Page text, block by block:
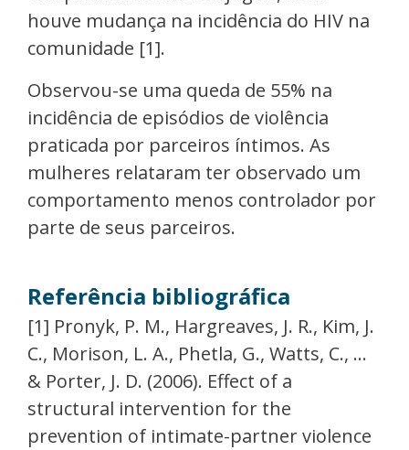
houve mudança na incidência do HIV na
comunidade [1].
Observou-se uma queda de 55% na
incidência de episódios de violência
praticada por parceiros íntimos. As
mulheres relataram ter observado um
comportamento menos controlador por
parte de seus parceiros.
Referência bibliográfica
[1] Pronyk, P. M., Hargreaves, J. R., Kim, J.
C., Morison, L. A., Phetla, G., Watts, C., ...
& Porter, J. D. (2006). Effect of a
structural intervention for the
prevention of intimate-partner violence